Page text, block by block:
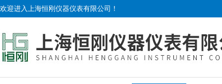
欢迎进入上海恒刚仪器仪表有限公司！